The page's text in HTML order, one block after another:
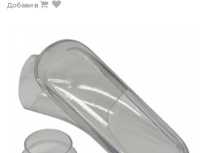
Добави в